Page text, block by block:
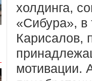
холдинга,
«Сибура»,
Карисалов,
мотивации.